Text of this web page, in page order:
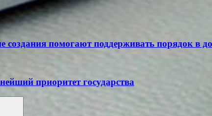
создания помогают поддерживать порядок в
приоритет государства